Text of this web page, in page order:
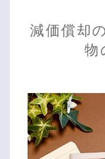
減価償却
物